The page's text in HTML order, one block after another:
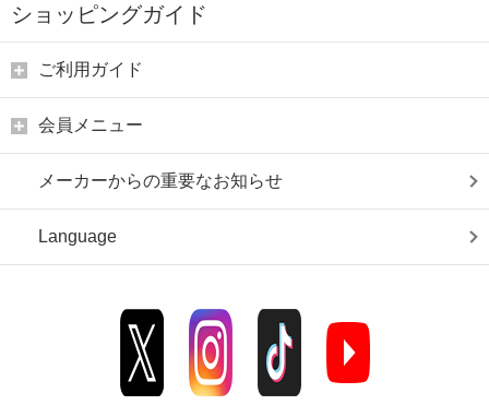
ショッピングガイド
ご利用ガイド
会員メニュー
メーカーからの重要なお知らせ
Language